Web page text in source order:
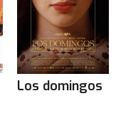
Los domingos